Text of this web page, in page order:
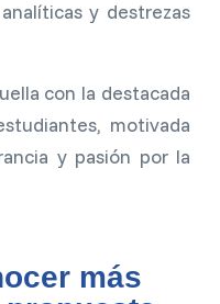
y destrezas
con la destacada
motivada
y pasión por la
más